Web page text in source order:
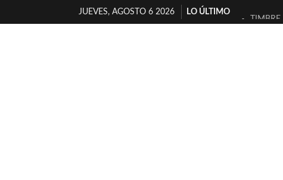
JUEVES, AGOSTO 6 2026
LO ÚLTIMO
JOFRE